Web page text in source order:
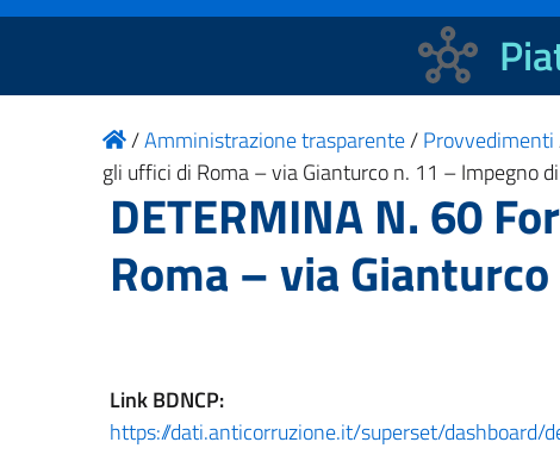
/Amministrazione trasparente/Provvedimenti
gli uffici di Roma – via Gianturco n. 11 – Impegno
DETERMINA N. 60
Roma – via
LinkBDNCP:
https://dati.anticorruzione.it/superset/dashboard/